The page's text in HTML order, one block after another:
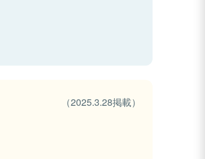
（2025.3.28掲載）